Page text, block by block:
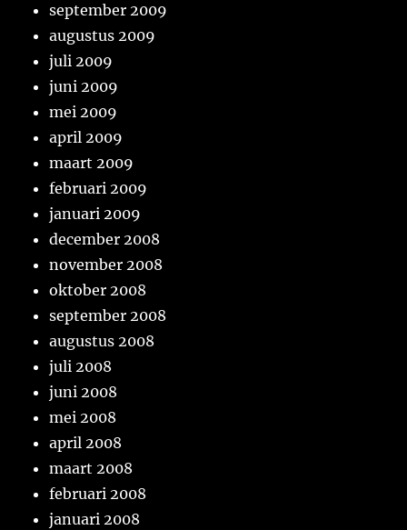
september 2009
augustus 2009
juli 2009
juni 2009
mei 2009
april 2009
maart 2009
februari 2009
januari 2009
december 2008
november 2008
oktober 2008
september 2008
augustus 2008
juli 2008
juni 2008
mei 2008
april 2008
maart 2008
februari 2008
januari 2008